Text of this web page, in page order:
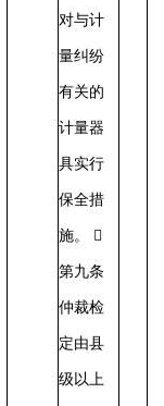
对与计
量纠纷
有关的
计量器
具实行
保全措
施。 
第九条
仲裁检
定由县
级以上